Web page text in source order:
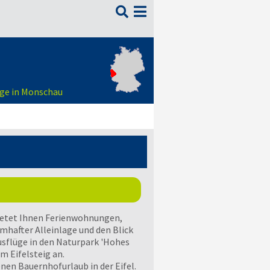

in Monschau
Ihnen Ferienwohnungen,
Alleinlage und den Blick
in den Naturpark 'Hohes
Eifelsteig an.
Bauernhofurlaub in der Eifel.